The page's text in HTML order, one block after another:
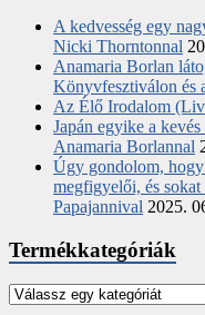
A kedvesség egy
Nicki Thorntonnal
Anamaria Borlan
Könyvfesztiválon és
Az Élő Irodalom
Japán egyike a
Anamaria Borlannal
Úgy gondolom, hogy
megfigyelői, és
Papajannival 2025.
Termékkategóriák